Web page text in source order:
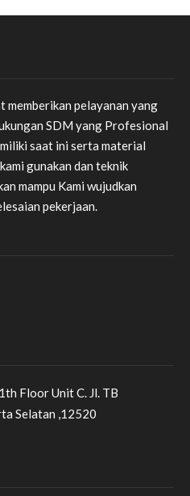
memberikan pelayanan yang
SDM yang Profesional
saat ini serta material
gunakan dan teknik
mampu Kami wujudkan
pekerjaan.
Floor Unit C. Jl. TB
Selatan ,12520